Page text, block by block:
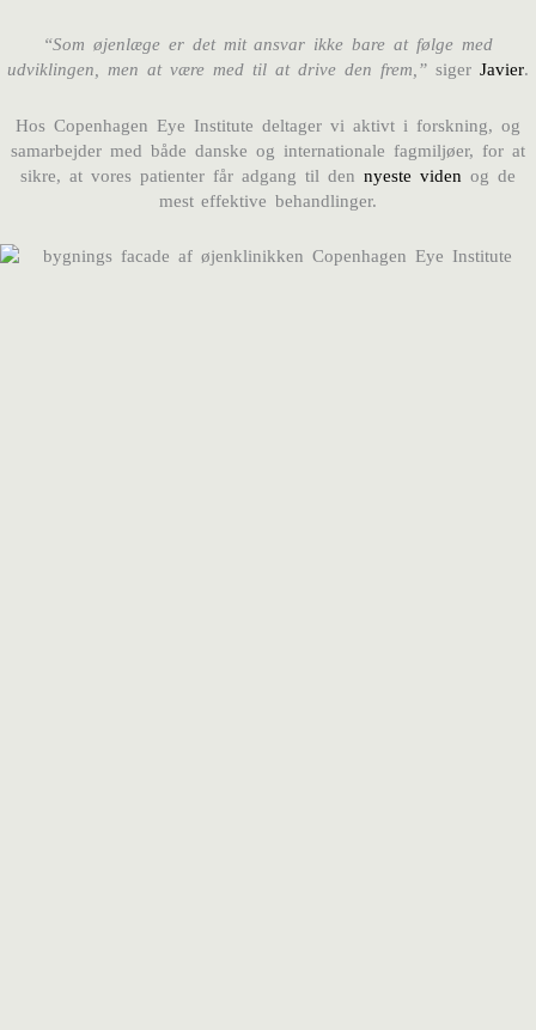
“Som øjenlæge er det mit ansvar ikke bare at følge med
udviklingen, men at være med til at drive den frem,” siger Javier.
Hos Copenhagen Eye Institute deltager vi aktivt i forskning, og
samarbejder med både danske og internationale fagmiljøer, for at
sikre, at vores patienter får adgang til den nyeste viden og de
mest effektive behandlinger.